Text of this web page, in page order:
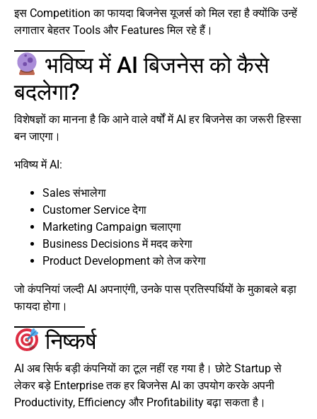
इस Competition का फायदा बिजनेस यूजर्स को मिल रहा है क्योंकि उन्हें
लगातार बेहतर Tools और Features मिल रहे हैं।
भविष्य में AI बिजनेस को कैसे
बदलेगा?
विशेषज्ञों का मानना है कि आने वाले वर्षों में AI हर बिजनेस का जरूरी हिस्सा
बन जाएगा।
भविष्य में AI:
Sales संभालेगा
Customer Service देगा
Marketing Campaign चलाएगा
Business Decisions में मदद करेगा
Product Development को तेज करेगा
जो कंपनियां जल्दी AI अपनाएंगी, उनके पास प्रतिस्पर्धियों के मुकाबले बड़ा
फायदा होगा।
निष्कर्ष
AI अब सिर्फ बड़ी कंपनियों का टूल नहीं रह गया है। छोटे Startup से
लेकर बड़े Enterprise तक हर बिजनेस AI का उपयोग करके अपनी
Productivity, Efficiency और Profitability बढ़ा सकता है।